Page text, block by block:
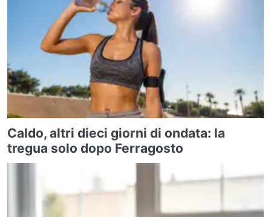
Caldo, altri dieci giorni di ondata: la
tregua solo dopo Ferragosto